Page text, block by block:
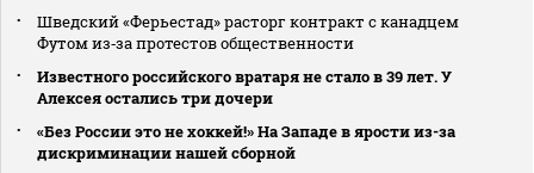
Шведский «Ферьестад» расторг контракт с канадцем
Футом из‑за протестов общественности
Известного российского вратаря не стало в 39 лет. У
Алексея остались три дочери
«Без России это не хоккей!» На Западе в ярости из-за
дискриминации нашей сборной